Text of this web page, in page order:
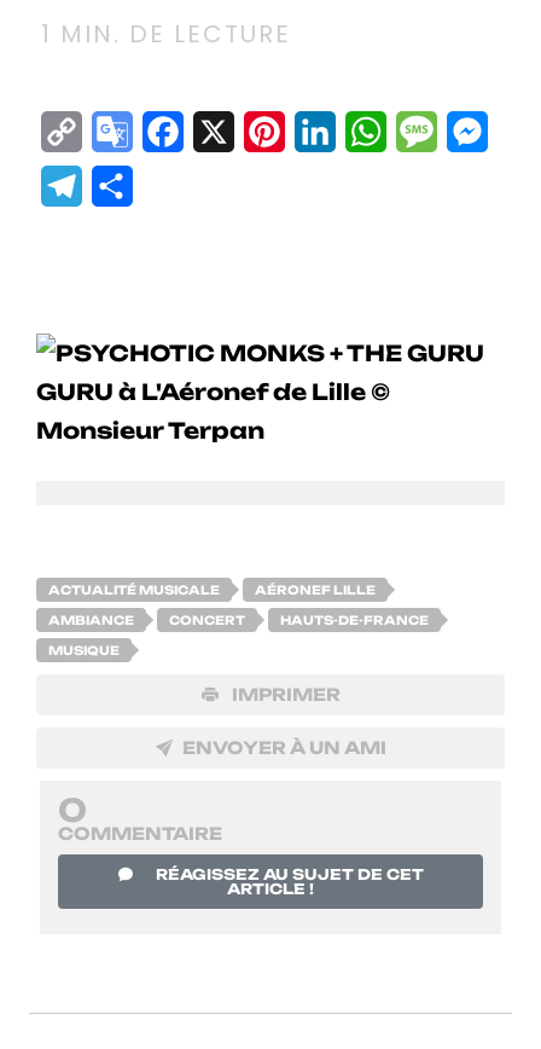
1 MIN. DE LECTURE
Copy
Link
GoogleFacebook
X Pinterest
LinkedInWhatsApp
Telegram
ACTUALITÉ MUSICALE AÉRONEF LILLE
AMBIANCE CONCERT HAUTS-DE-FRANCE
MUSIQUE
IMPRIMER
ENVOYER À UN AMI
0
COMMENTAIRE
RÉAGISSEZ AU SUJET DE CET
ARTICLE !